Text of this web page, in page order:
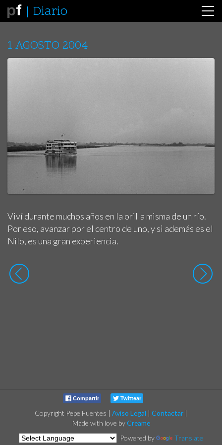
Diario
1 AGOSTO 2004
Viví durante muchos años en la orilla misma de un río.
Por eso, avanzar por el centro de uno, y si además es el
Nilo, es una gran experiencia.
Compartir Twittear
Copyright Pepe Fuentes | Aviso Legal | Contactar |
Made with love byCreame
Powered by
Translate